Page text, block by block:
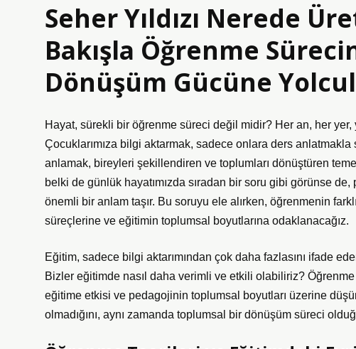
Seher Yıldızı Nerede
Bakışla Öğrenme
Dönüşüm Gücüne
Hayat, sürekli bir öğrenme süreci değil midir? Her an, her
Çocuklarımıza bilgi aktarmak, sadece onlara ders anlatmakla
anlamak, bireyleri şekillendiren ve toplumları dönüştüren
belki de günlük hayatımızda sıradan bir soru gibi görünse
önemli bir anlam taşır. Bu soruyu ele alırken, öğrenmenin
süreçlerine ve eğitimin toplumsal boyutlarına odaklanacağız.
Eğitim, sadece bilgi aktarımından çok daha fazlasını ifade
Bizler eğitimde nasıl daha verimli ve etkili olabiliriz?
eğitime etkisi ve pedagojinin toplumsal boyutları üzerine
olmadığını, aynı zamanda toplumsal bir dönüşüm süreci